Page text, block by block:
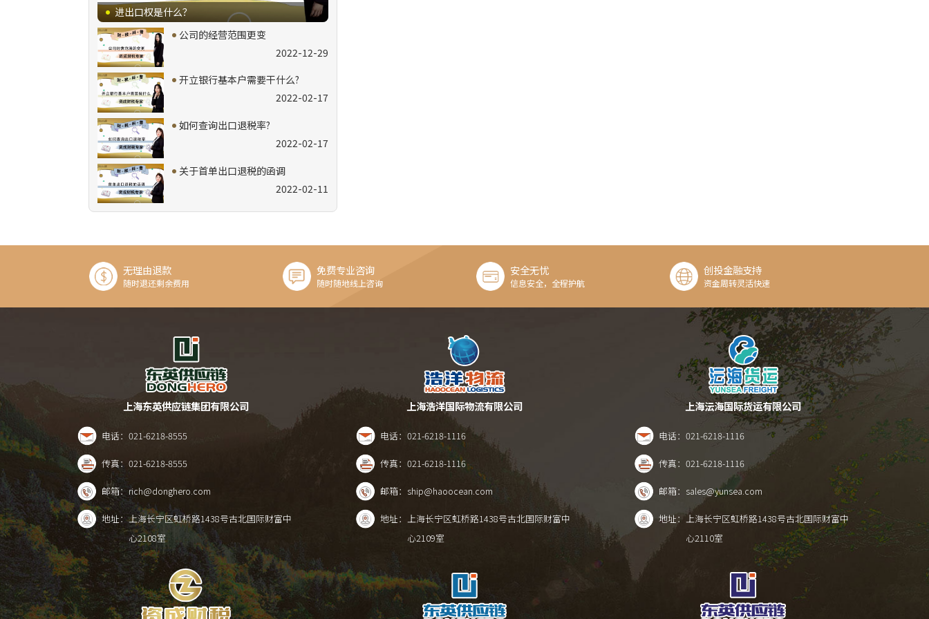
·进出口权是什么？
·公司的经营范围更变
2022-12-29
·开立银行基本户需要干什么?
2022-02-17
·如何查询出口退税率?
2022-02-17
·关于首单出口退税的函调
2022-02-11
无理由退款
随时退还剩余费用
免费专业咨询
随时随地线上咨询
安全无忧
信息安全，全程护航
创投金融支持
资金周转灵活快速
上海东英供应链集团有限公司
电话： 021-6218-8555
传真： 021-6218-8555
邮箱： rich@donghero.com
地址：上海长宁区虹桥路1438号古北国际财富中
心2108室
上海浩洋国际物流有限公司
电话：021-6218-1116
传真：021-6218-1116
邮箱： ship@haoocean.com
地址：
上海长宁区虹桥路1438号古北国际财富中
心2109室
上海沄海国际货运有限公司
电话：021-6218-1116
传真：021-6218-1116
邮箱： sales@yunsea.com
地址：上海长宁区虹桥路1438号古北国际财富中
心2110室